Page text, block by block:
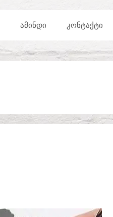
ᲐᲛᲘᲜᲓᲘ ᲙᲝᲜᲢᲐᲥᲢᲘ